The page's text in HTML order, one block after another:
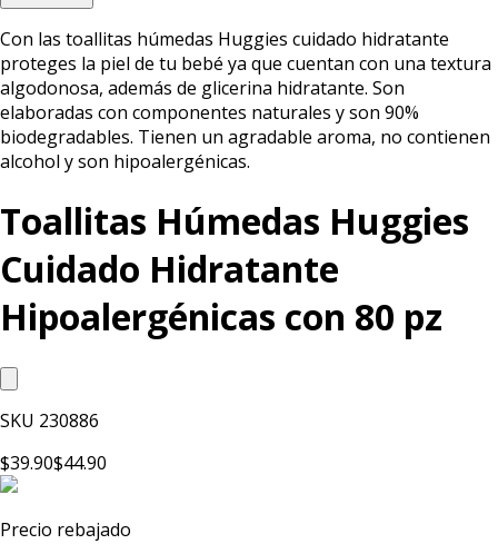
Con las toallitas húmedas Huggies cuidado hidratante
proteges la piel de tu bebé ya que cuentan con una textura
algodonosa, además de glicerina hidratante. Son
elaboradas con componentes naturales y son 90%
biodegradables. Tienen un agradable aroma, no contienen
alcohol y son hipoalergénicas.
Toallitas Húmedas Huggies
Cuidado Hidratante
Hipoalergénicas con 80 pz
SKU 230886
$39.90$44.90
Precio rebajado